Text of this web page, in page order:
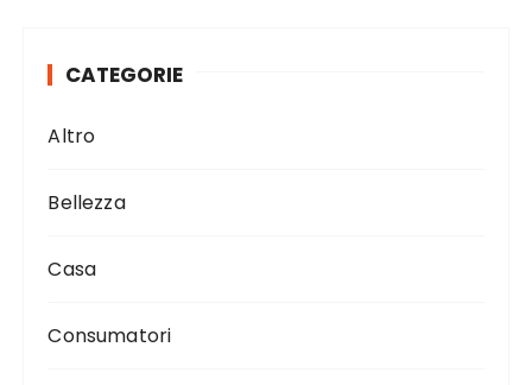
CATEGORIE
Altro
Bellezza
Casa
Consumatori